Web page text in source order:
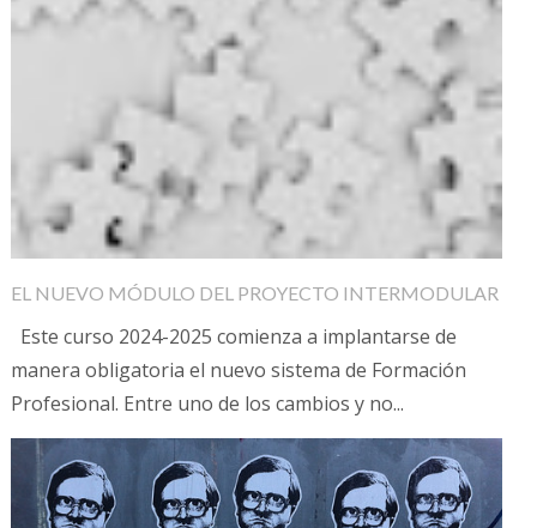
EL NUEVO MÓDULO DEL PROYECTO INTERMODULAR
Este curso 2024-2025 comienza a implantarse de
manera obligatoria el nuevo sistema de Formación
Profesional. Entre uno de los cambios y no...